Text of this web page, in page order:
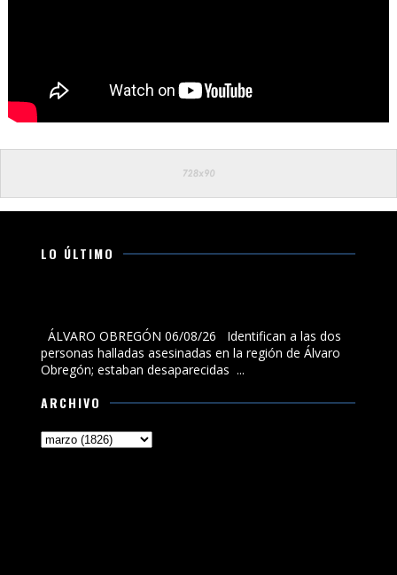
LO ÚLTIMO
ÁLVARO OBREGÓN 06/08/26 Identifican a las dos
personas halladas asesinadas en la región de Álvaro
Obregón; estaban desaparecidas ...
ARCHIVO